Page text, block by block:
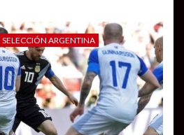
SELECCIÓN ARGENTINA